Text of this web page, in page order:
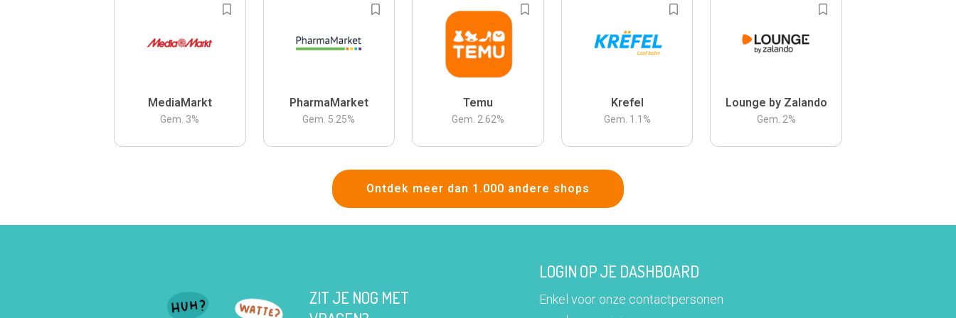
MediaMarkt
Gem. 3%
PharmaMarket
Gem. 5.25%
Temu
Gem. 2.62%
Krefel
Gem. 1.1 %
Lounge by Zalando
Gem. 2%
Ontdek meer dan 1.000 andere shops
ZIT JE NOG MET
LOGIN OP JE DASHBOARD
Enkel voor onze contactpersonen